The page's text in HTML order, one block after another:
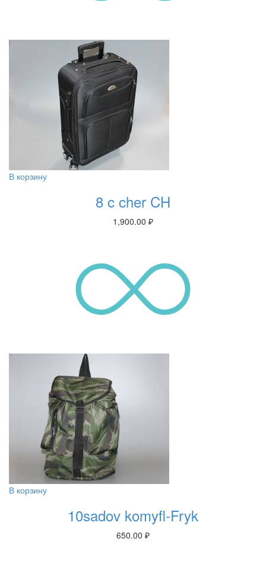
В корзину
8 c cher CH
1,900.00 ₽
В корзину
10sadov komyfl-Fryk
650.00 ₽